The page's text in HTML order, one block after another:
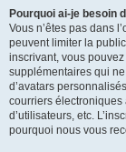
Pourquoi ai-je besoin
Vous n’êtes pas dans
peuvent limiter la
inscrivant, vous
supplémentaires qui
d’avatars
courriers électroniques
d’utilisateurs, etc.
pourquoi nous vous